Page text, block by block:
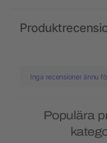
Inga recensioner ännu
Populära